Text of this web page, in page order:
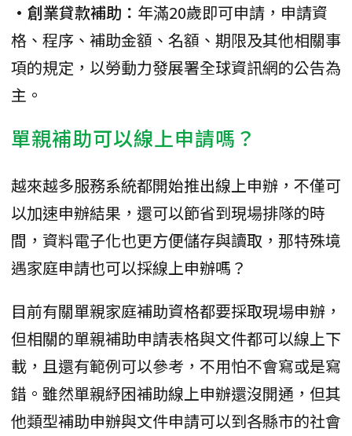
•創業貸款補助： 年滿20歲即可申請，申請資
格、程序、補助金額、名額、期限及其他相關事
項的規定，以勞動力發展署全球資訊網的公告為
主。
單親補助可以線上申請嗎？
越來越多服務系統都開始推出線上申辦，不僅可
以加速申辦結果，還可以節省到現場排隊的時
間，資料電子化也更方便儲存與讀取，那特殊境
遇家庭申請也可以採線上申辦嗎？
目前有關單親家庭補助資格都要採取現場申辦，
但相關的單親補助申請表格與文件都可以線上下
載，且還有範例可以參考，不用怕不會寫或是寫
錯。雖然單親紓困補助線上申辦還沒開通，但其
他類型補助申辦與文件申請可以到各縣市的社會